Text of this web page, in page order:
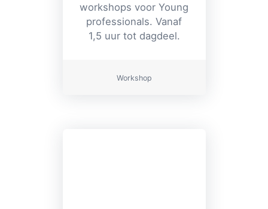
workshops voor Young
professionals. Vanaf
1,5 uur tot dagdeel.
Workshop